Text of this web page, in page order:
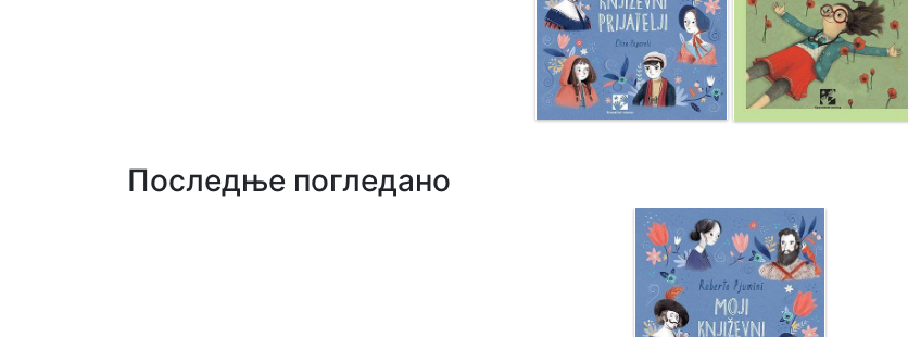
Последње погледано